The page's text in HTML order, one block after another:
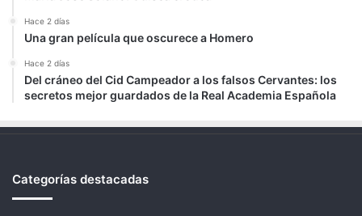
Hace 2 días
Una gran película que oscurece a Homero
Hace 2 días
Del cráneo del Cid Campeador a los falsos Cervantes: los
secretos mejor guardados de la Real Academia Española
Categorías destacadas